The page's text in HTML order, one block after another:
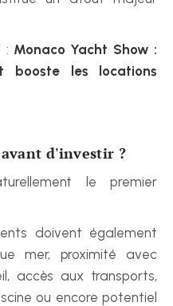
: Monaco Yacht Show :
booste les locations
d'investir ?
le premier
doivent également
mer, proximité avec
accès aux transports,
ou encore potentiel